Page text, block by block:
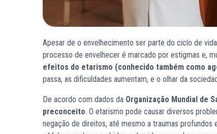
Apesar de o envelhecimento ser parte do ciclo de
processo de envelhecer é marcado por estigmas e,
efeitos do etarismo (conhecido também como
passa, as dificuldades aumentam, e o olhar da
De acordo com dados da Organização Mundial de
preconceito. O etarismo pode causar diversos
negação de direitos, até mesmo a traumas